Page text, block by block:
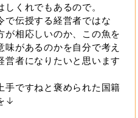
くれでもあるので。
で伝授する経営者ではな
が相応しいのか、この魚を
があるのかを自分で考え
営者になりたいと思います
ねと褒められた国籍
↓